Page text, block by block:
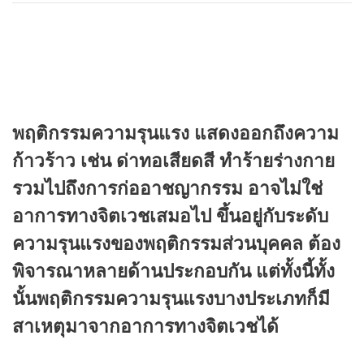
พฤติกรรมความรุนแรง แสดงออกถึงความ
ก้าวร้าว เช่น ด่าทอเสียดสี ทำร้ายร่างกาย
รวมไปถึงการก่ออาชญากรรม อาจไม่ใช่
อาการทางจิตเวชเสมอไป ขึ้นอยู่กับระดับ
ความรุนแรงของพฤติกรรมส่วนบุคคล ต้อง
พิจารณาหลายด้านประกอบกัน แต่ทั้งนี้ทั้ง
นั้นพฤติกรรมความรุนแรงบางประเภทก็มี
สาเหตุมาจากอาการทางจิตเวชได้